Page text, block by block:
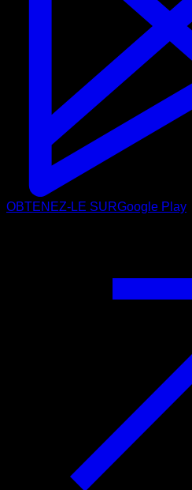
OBTENEZ-LE SURGoogle Play